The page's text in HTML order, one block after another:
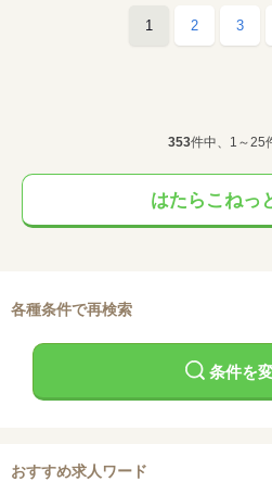
1 2 3
353件中、1～25
はたらこねっ
各種条件で再検索
条件を
おすすめ求人ワード